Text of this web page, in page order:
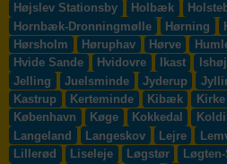
Højslev Stationsby
Holbæk
Hornbæk-Dronningmølle
Hørning
Hørsholm
Høruphav Hørve
Hvide Sande
Hvidovre Ikast Ishøj
Jelling
Juelsminde Jyderup
Kastrup
Kerteminde Kibæk
København
Køge Kokkedal
Langeland
Langeskov Lejre
Lillerød
Liseleje Løgstør